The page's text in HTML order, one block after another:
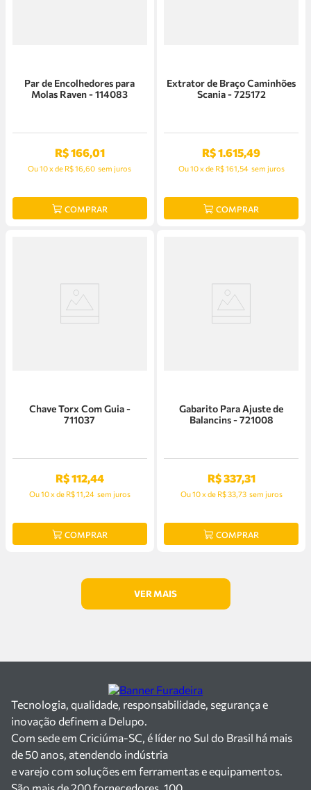
Par de Encolhedores para
Molas Raven - 114083
R$166,01
Ou10xde R$ 16,60 sem juros
COMPRAR
Extrator de Braço Caminhões
Scania - 725172
R$1.615,49
Ou10xde R$ 161,54 sem juros
COMPRAR
Chave Torx Com Guia -
711037
R$112,44
Ou10xde R$ 11,24 sem juros
COMPRAR
Gabarito Para Ajuste de
Balancins - 721008
R$337,31
Ou10xde R$ 33,73 sem juros
COMPRAR
Tecnologia, qualidade, responsabilidade, segurança e
inovação definem a Delupo.
Com sede em Criciúma-SC, é líder no Sul do Brasil há mais
de 50 anos, atendendo indústria
e varejo com soluções em ferramentas e equipamentos.